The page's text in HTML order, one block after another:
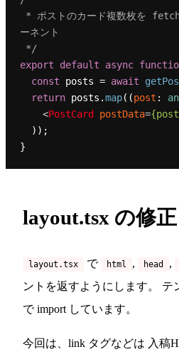
ーネント
*/
export
default async
const posts = await
return posts.map( (post :
<PostCard postData=
layout.tsx の修正
layout.tsx で html , head ,
ントを返すようにします。 テ
で import しています。
今回は、link タグなどは 入稿